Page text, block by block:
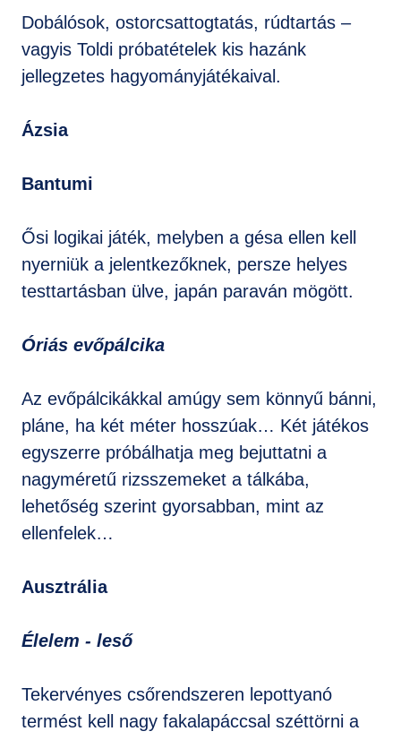
Dobálósok, ostorcsattogtatás, rúdtartás –
vagyis Toldi próbatételek kis hazánk
jellegzetes hagyományjátékaival.
Ázsia
Bantumi
Ősi logikai játék, melyben a gésa ellen kell
nyerniük a jelentkezőknek, persze helyes
testtartásban ülve, japán paraván mögött.
Óriás evőpálcika
Az evőpálcikákkal amúgy sem könnyű bánni,
pláne, ha két méter hosszúak… Két játékos
egyszerre próbálhatja meg bejuttatni a
nagyméretű rizsszemeket a tálkába,
lehetőség szerint gyorsabban, mint az
ellenfelek…
Ausztrália
Élelem - leső
Tekervényes csőrendszeren lepottyanó
termést kell nagy fakalapáccsal széttörni a